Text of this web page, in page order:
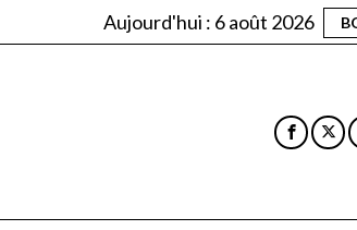
Aujourd'hui : 6 août 2026